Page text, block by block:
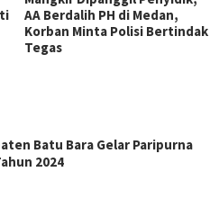
AA Berdalih PH di Medan,
Korban Minta Polisi Bertindak
Tegas
Batu Bara Gelar Paripurna
2024